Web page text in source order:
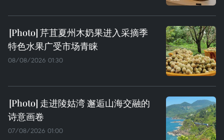
芹苴夏州木奶果进入采摘季
特色水果广受市场青睐
08/08/2026 01:30
走进陵姑湾 邂逅山海交融的
诗意画卷
07/08/2026 01:00